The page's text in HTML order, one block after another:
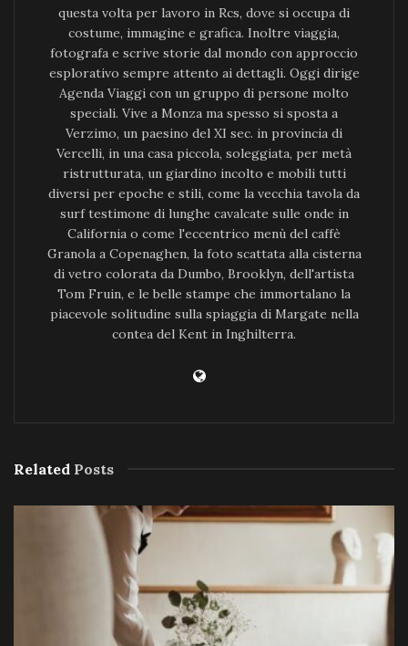
questa volta per lavoro in Rcs, dove si occupa di
costume, immagine e grafica. Inoltre viaggia,
fotografa e scrive storie dal mondo con approccio
esplorativo sempre attento ai dettagli. Oggi dirige
Agenda Viaggi con un gruppo di persone molto
speciali. Vive a Monza ma spesso si sposta a
Verzimo, un paesino del XI sec. in provincia di
Vercelli, in una casa piccola, soleggiata, per metà
ristrutturata, un giardino incolto e mobili tutti
diversi per epoche e stili, come la vecchia tavola da
surf testimone di lunghe cavalcate sulle onde in
California o come l'eccentrico menù del caffè
Granola a Copenaghen, la foto scattata alla cisterna
di vetro colorata da Dumbo, Brooklyn, dell'artista
Tom Fruin, e le belle stampe che immortalano la
piacevole solitudine sulla spiaggia di Margate nella
contea del Kent in Inghilterra.
Related Posts